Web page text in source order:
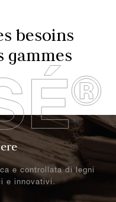
besoins
gammes
e controllata di legni
e innovativi.